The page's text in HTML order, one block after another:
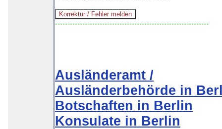
--------------------------------------------------------------
Ausländeramt /
Ausländerbehörde in
Botschaften in Berlin
Konsulate in Berlin